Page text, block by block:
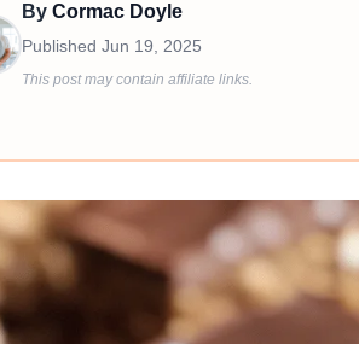
By Cormac Doyle
Published Jun 19, 2025
This post may contain affiliate links.